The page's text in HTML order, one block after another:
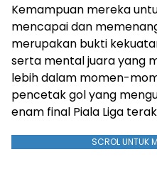
Kemampuan mereka
mencapai dan
merupakan bukti
serta mental juara yang
lebih dalam momen-
pencetak gol yang
enam final Piala Liga
SCROL UNTUK